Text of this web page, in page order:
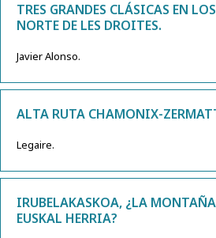
TRES GRANDES CLÁSICAS EN
NORTE DE LES DROITES.
Javier Alonso.
ALTA RUTA CHAMONIX-
Legaire.
IRUBELAKASKOA, ¿LA
EUSKAL HERRIA?